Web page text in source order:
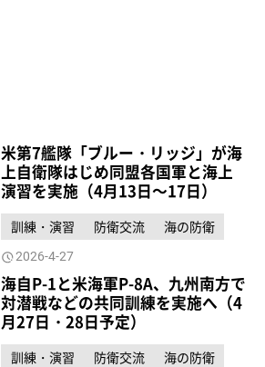
米第7艦隊「ブルー・リッジ」が海
上自衛隊はじめ同盟各国軍と海上
演習を実施（4月13日～17日）
訓練・演習 防衛交流 海の防衛
2026-4-27
海自P-1と米海軍P-8A、九州南方で
対潜戦などの共同訓練を実施へ（4
月27日・28日予定）
訓練・演習 防衛交流 海の防衛